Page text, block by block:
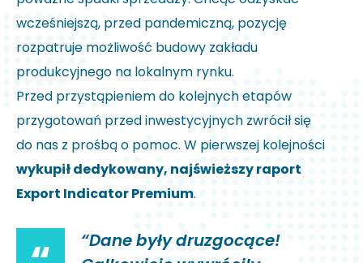
wcześniejszą, przed pandemiczną, pozycję
rozpatruje możliwość budowy zakładu
produkcyjnego na lokalnym rynku.
Przed przystąpieniem do kolejnych etapów
przygotowań przed inwestycyjnych zwrócił się
do nas z prośbą o pomoc. W pierwszej kolejności
wykupił dedykowany, najświeższy raport
Export Indicator Premium.
“Dane były druzgocące!